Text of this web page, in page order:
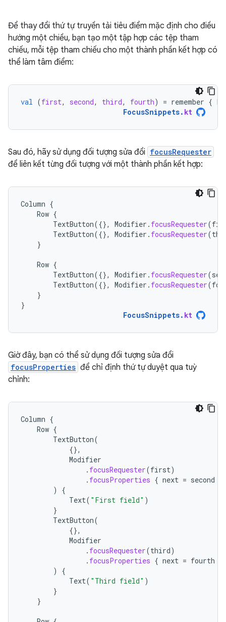
Để thay đổi thứ tự truyền tải tiêu điểm mặc định cho điều
hướng một chiều, bạn tạo một tập hợp các tệp tham
chiếu, mỗi tệp tham chiếu cho một thành phần kết hợp có
thể làm tâm điểm:
val (first, second, third, fourth) = remember {
FocusSnippets. kt
Sau đó, hãy sử dụng đối tượng sửa đổi focusRequester
để liên kết từng đối tượng với một thành phần kết hợp:
Column {
Row {
TextButton({}, Modifier . focusRequester(
TextButton({}, Modifier . focusRequester(
}
Row {
TextButton({}, Modifier . focusRequester(
TextButton({}, Modifier . focusRequester(
}
}
FocusSnippets. kt
Giờ đây, bạn có thể sử dụng đối tượng sửa đổi
focusProperties để chỉ định thứ tự duyệt qua tuỳ
chỉnh:
Column {
Row {
TextButton(
{},
Modifier
. focusRequester(first)
. focusProperties { next = second
)
{
Text( "First field" )
}
TextButton(
{},
Modifier
. focusRequester(third)
. focusProperties { next = fourth
)
{
Text( "Third field" )
}
}